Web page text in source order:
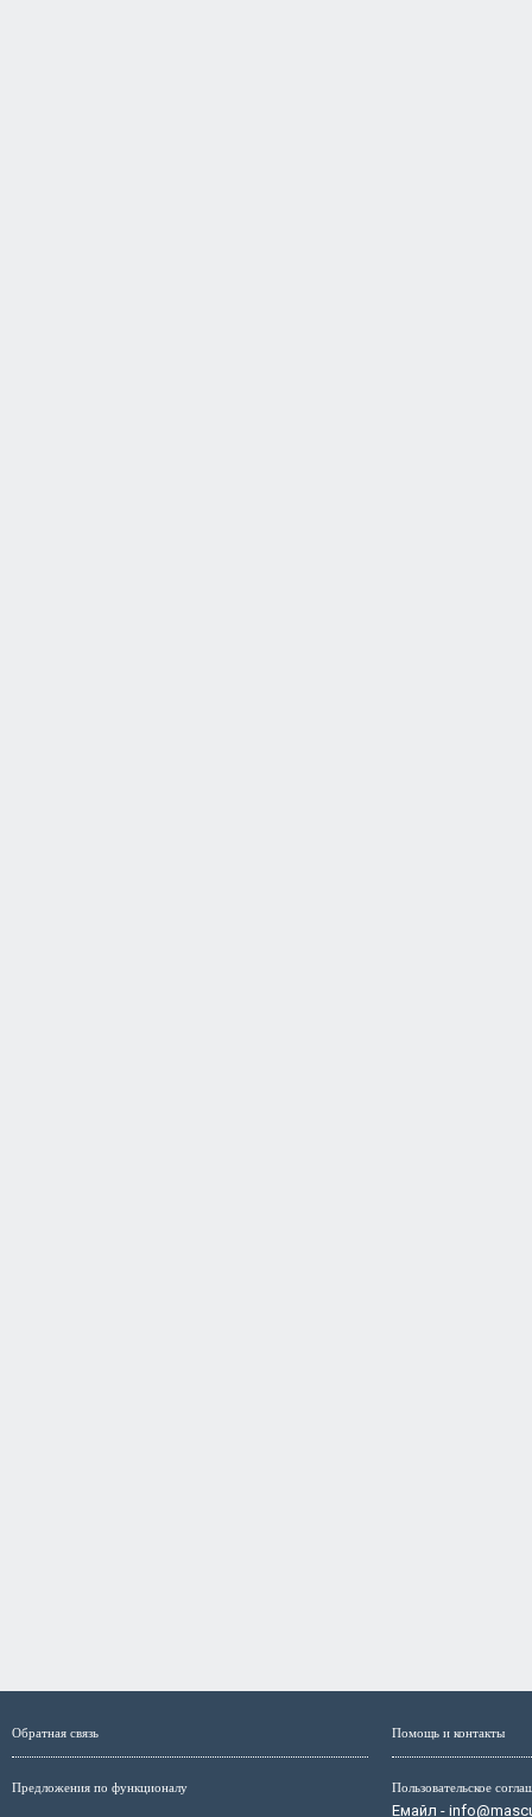
Обратная связь
Предложения по функционалу
Помощь и контакты
Пользовательское
Емайл -